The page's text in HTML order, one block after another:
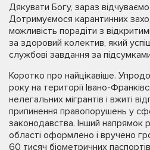
Дякувати Богу, зараз
Дотримуємося карантинних
можливість порадіти з
за здоровий колектив, який
службові завдання за
Коротко про найцікавіше.
року на території Івано-
нелегальних мігрантів і вжиті
припинення правопорушень у
законодавства. Інший напрямок
області оформлено і вручено
60 тисяч біометричних